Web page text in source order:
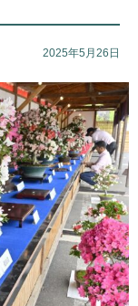
2025年5月26日